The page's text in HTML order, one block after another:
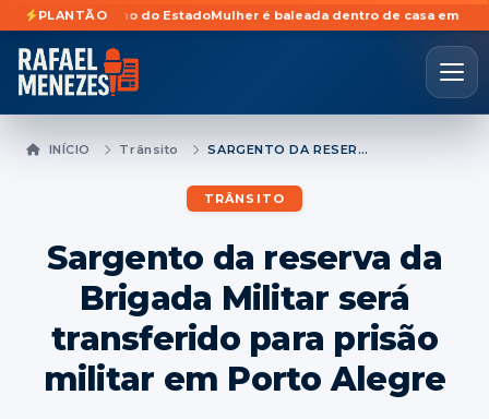
PLANTÃO
Governo do EstadoMulher é baleada dentro de casa em Faxinal do
INÍCIO Trânsito SARGENTO DA RESERVA DA BRIGADA MILITAR SERÁ TRANSFERIDO PARA PRISÃO MILITAR EM PORTO ALEGRE
TRÂNSITO
Sargento da reserva da
Brigada Militar será
transferido para prisão
militar em Porto Alegre